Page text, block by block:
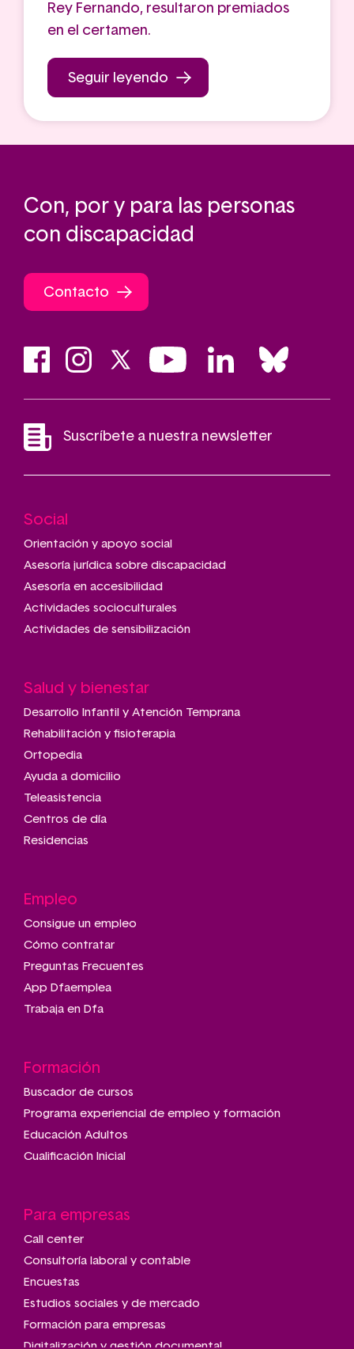
Rey Fernando, resultaron premiados
en el certamen.
Seguir leyendo
Con, por y para las personas
con discapacidad
Contacto
Suscríbete a nuestra newsletter
Main
navigation
Social
Orientación y apoyo social
Asesoría jurídica sobre discapacidad
Asesoría en accesibilidad
Actividades socioculturales
Actividades de sensibilización
Salud y bienestar
Desarrollo Infantil y Atención Temprana
Rehabilitación y fisioterapia
Ortopedia
Ayuda a domicilio
Teleasistencia
Centros de día
Residencias
Empleo
Consigue un empleo
Cómo contratar
Preguntas Frecuentes
App Dfaemplea
Trabaja en Dfa
Formación
Buscador de cursos
Programa experiencial de empleo y formación
Educación Adultos
Cualificación Inicial
Para empresas
Call center
Consultoría laboral y contable
Encuestas
Estudios sociales y de mercado
Formación para empresas
Digitalización y gestión documental